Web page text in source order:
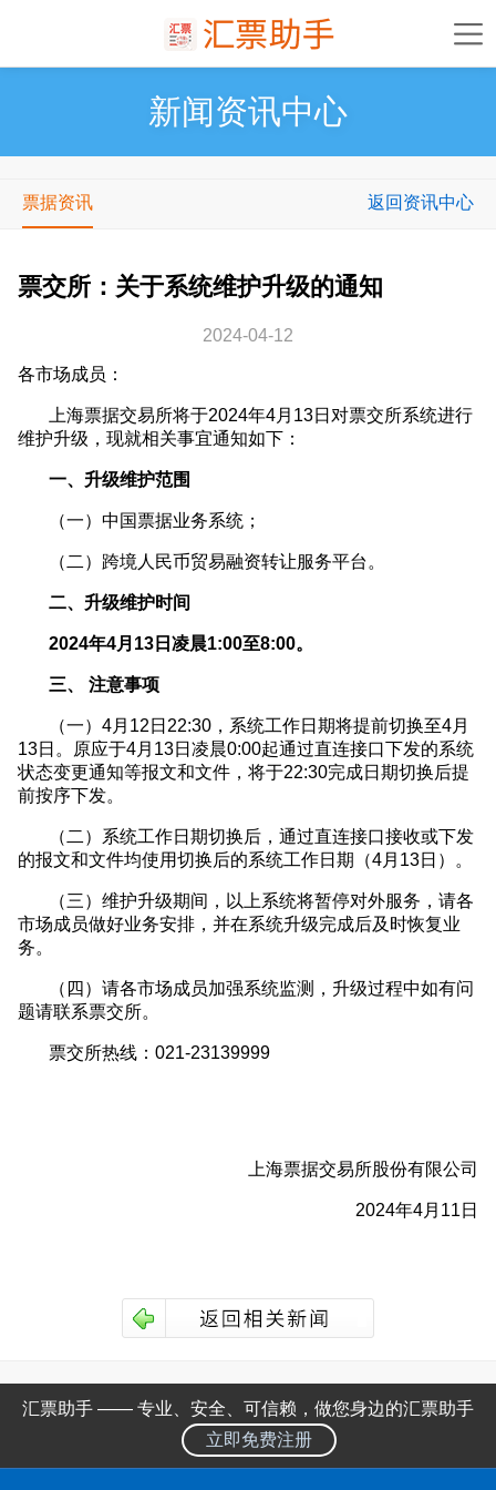
新闻资讯中心
票据资讯 返回资讯中心
票交所：关于系统维护升级的通知
2024-04-12
各市场成员：
上海票据交易所将于2024年4月13日对票交所系统进行
维护升级，现就相关事宜通知如下：
一、升级维护范围
（一）中国票据业务系统；
（二）跨境人民币贸易融资转让服务平台。
二、升级维护时间
2024年4月13日凌晨1:00至8:00。
三、 注意事项
（一）4月12日22:30，系统工作日期将提前切换至4月
13日。原应于4月13日凌晨0:00起通过直连接口下发的系统
状态变更通知等报文和文件，将于22:30完成日期切换后提
前按序下发。
（二）系统工作日期切换后，通过直连接口接收或下发
的报文和文件均使用切换后的系统工作日期（4月13日）。
（三）维护升级期间，以上系统将暂停对外服务，请各
市场成员做好业务安排，并在系统升级完成后及时恢复业
务。
（四）请各市场成员加强系统监测，升级过程中如有问
题请联系票交所。
票交所热线：021-23139999
上海票据交易所股份有限公司
2024年4月11日
汇票助手 —— 专业、安全、可信赖，做您身边的汇票助手
立即免费注册